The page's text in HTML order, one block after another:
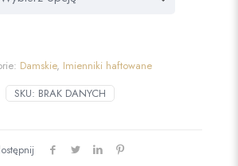
SKU: BRAK DANYCH
Damskie, Imienniki haftowane